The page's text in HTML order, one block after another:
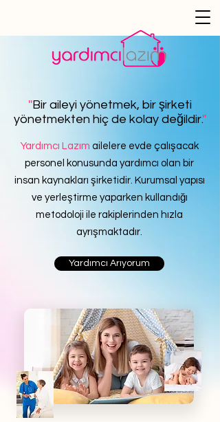
''Bir aileyi yönetmek, bir şirketi
yönetmekten hiç de kolay değildir.''
Yardımcı Lazım ailelere evde çalışacak
personel konusunda yardımcı olan bir
insan kaynakları şirketidir. Kurumsal yapısı
ve yerleştirme yaparken kullandığı
metodoloji ile rakiplerinden hızla
ayrışmaktadır.
Yardımcı Arıyorum